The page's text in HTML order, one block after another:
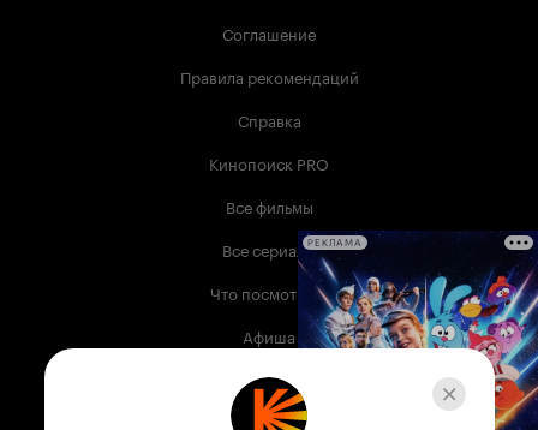
Соглашение
Правила рекомендаций
Справка
Кинопоиск PRO
Все фильмы
Все сериалы
Что посмотреть
Афиша
Музыка
Телепрограмма
РЕКЛАМА